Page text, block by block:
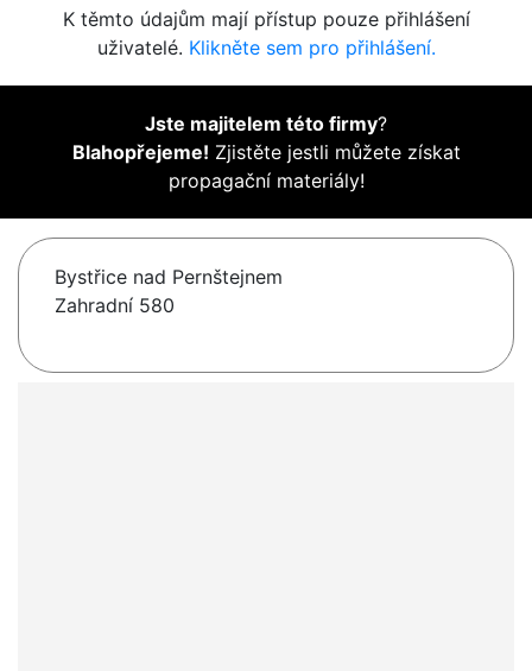
K těmto údajům mají přístup pouze přihlášení
uživatelé. Klikněte sem pro přihlášení.
Jste majitelem této firmy?
Blahopřejeme! Zjistěte jestli můžete získat
propagační materiály!
Bystřice nad Pernštejnem
Zahradní 580